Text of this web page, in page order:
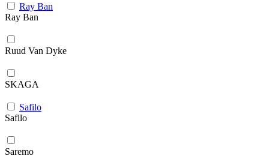
Ray Ban
Ray Ban
Ruud Van Dyke
SKAGA
Safilo
Safilo
Saremo